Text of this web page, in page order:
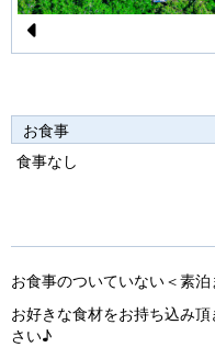
Pr
vi
o
お食事
食事なし
お食事のついていない＜素泊
お好きな食材をお持ち込み
さい♪